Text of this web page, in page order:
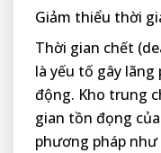
Giảm thiểu thời
Thời gian chết
là yếu tố gây
động. Kho trung
gian tồn đọng
phương pháp